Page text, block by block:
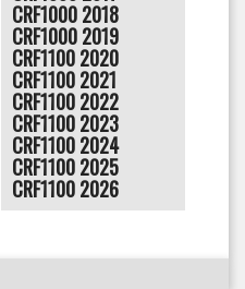
CRF1000 2018
CRF1000 2019
CRF1100 2020
CRF1100 2021
CRF1100 2022
CRF1100 2023
CRF1100 2024
CRF1100 2025
CRF1100 2026